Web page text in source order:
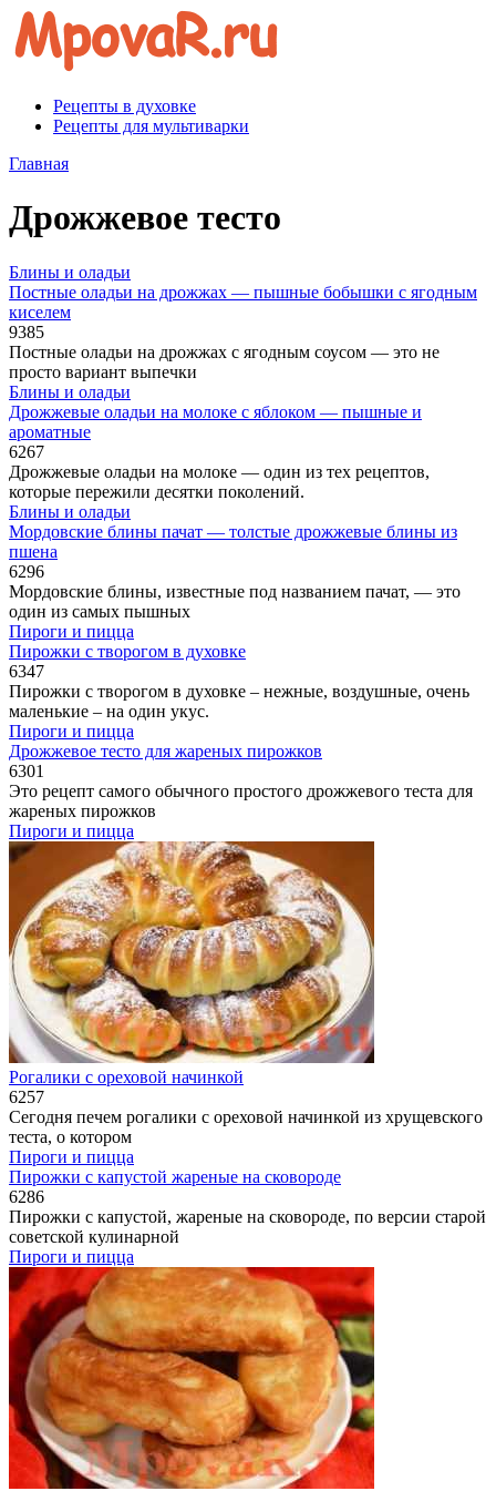
Перейти
контенту
Рецепты в духовке
Рецепты для мультиварки
Главная
Дрожжевое тесто
Блины и оладьи
Постные оладьи на дрожжах — пышные бобышки с ягодным
киселем
9385
Постные оладьи на дрожжах с ягодным соусом — это не
просто вариант выпечки
Блины и оладьи
Дрожжевые оладьи на молоке с яблоком — пышные и
ароматные
6267
Дрожжевые оладьи на молоке — один из тех рецептов,
которые пережили десятки поколений.
Блины и оладьи
Мордовские блины пачат — толстые дрожжевые блины из
пшена
6296
Мордовские блины, известные под названием пачат, — это
один из самых пышных
Пироги и пицца
Пирожки с творогом в духовке
6347
Пирожки с творогом в духовке – нежные, воздушные, очень
маленькие – на один укус.
Пироги и пицца
Дрожжевое тесто для жареных пирожков
6301
Это рецепт самого обычного простого дрожжевого теста для
жареных пирожков
Пироги и пицца
Рогалики с ореховой начинкой
6257
Сегодня печем рогалики с ореховой начинкой из хрущевского
теста, о котором
Пироги и пицца
Пирожки с капустой жареные на сковороде
6286
Пирожки с капустой, жареные на сковороде, по версии старой
советской кулинарной
Пироги и пицца